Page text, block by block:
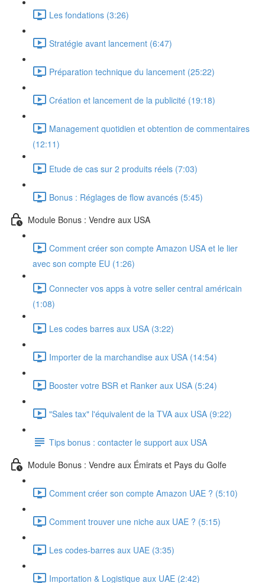
Les fondations (3:26)
Stratégie avant lancement (6:47)
Préparation technique du lancement (25:22)
Création et lancement de la publicité (19:18)
Management quotidien et obtention de commentaires
(12:11)
Etude de cas sur 2 produits réels (7:03)
Bonus : Réglages de flow avancés (5:45)
Module Bonus : Vendre aux USA
Comment créer son compte Amazon USA et le lier
avec son compte EU (1:26)
Connecter vos apps à votre seller central américain
(1:08)
Les codes barres aux USA (3:22)
Importer de la marchandise aux USA (14:54)
Booster votre BSR et Ranker aux USA (5:24)
"Sales tax" l'équivalent de la TVA aux USA (9:22)
Tips bonus : contacter le support aux USA
Module Bonus : Vendre aux Émirats et Pays du Golfe
Comment créer son compte Amazon UAE ? (5:10)
Comment trouver une niche aux UAE ? (5:15)
Les codes-barres aux UAE (3:35)
Importation & Logistique aux UAE (2:42)